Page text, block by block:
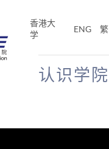
香港大
学
ENG 繁
认识学院